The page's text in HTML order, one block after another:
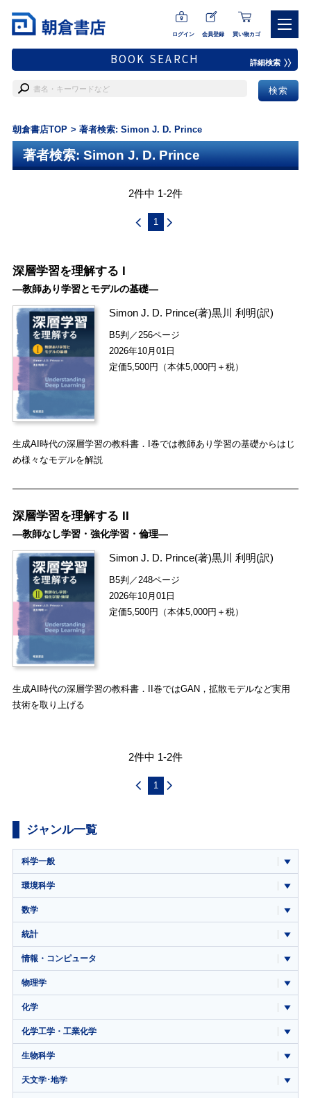
ログイン 会員登録 買い物カゴ
BOOK SEARCH 詳細検索
朝倉書店TOP 著者検索: Simon J. D. Prince
著者検索: Simon J. D. Prince
2件中 1-2件
1
深層学習を理解する I
―教師あり学習とモデルの基礎―
Simon J. D. Prince(著)黒川 利明(訳)
B5判／256ページ
2026年10月01日
定価5,500円（本体5,000円＋税）
生成AI時代の深層学習の教科書．I巻では教師あり学習の基礎からはじ
め様々なモデルを解説
深層学習を理解する II
―教師なし学習・強化学習・倫理―
Simon J. D. Prince(著)黒川 利明(訳)
B5判／248ページ
2026年10月01日
定価5,500円（本体5,000円＋税）
生成AI時代の深層学習の教科書．II巻ではGAN，拡散モデルなど実用
技術を取り上げる
2件中 1-2件
1
ジャンル一覧
科学一般
環境科学
数学
統計
情報・コンピュータ
物理学
化学
化学工学・工業化学
生物科学
天文学･地学